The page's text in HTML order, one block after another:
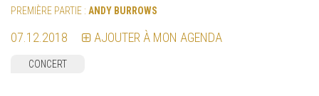
PREMIÈRE PARTIE : ANDY BURROWS
07.12.2018 AJOUTER À MON AGENDA
CONCERT